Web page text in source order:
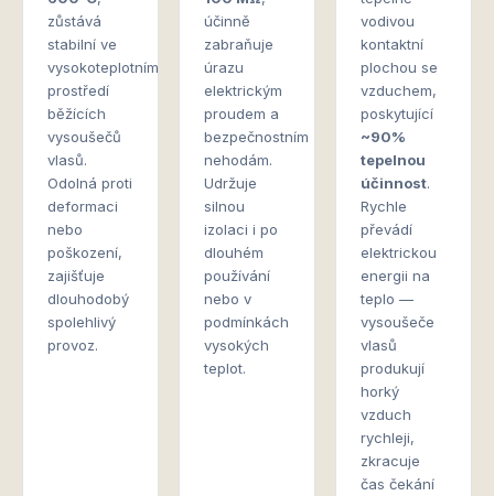
zůstává
stabilní ve
vysokoteplotním
prostředí
běžících
vysoušečů
vlasů.
Odolná proti
deformaci
nebo
poškození,
zajišťuje
dlouhodobý
spolehlivý
provoz.
účinně
zabraňuje
úrazu
elektrickým
proudem a
bezpečnostním
nehodám.
Udržuje
silnou
izolaci i po
dlouhém
používání
nebo v
podmínkách
vysokých
teplot.
vodivou
kontaktní
plochou se
vzduchem,
poskytující
~90%
tepelnou
účinnost.
Rychle
převádí
elektrickou
energii na
teplo —
vysoušeče
vlasů
produkují
horký
vzduch
rychleji,
zkracuje
čas čekání